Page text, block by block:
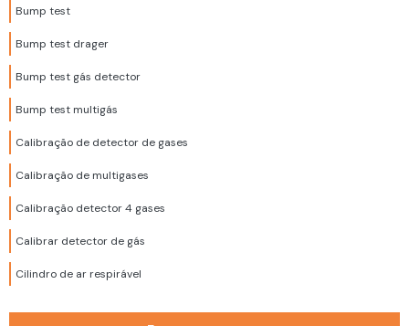
Bump test
Bump test drager
Bump test gás detector
Bump test multigás
Calibração de detector de gases
Calibração de multigases
Calibração detector 4 gases
Calibrar detector de gás
Cilindro de ar respirável